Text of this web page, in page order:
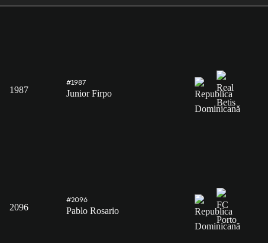
1987
#1987
Junior Firpo
2096
#2096
Pablo Rosario